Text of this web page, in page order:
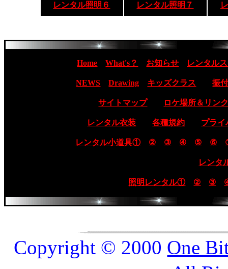
レンタル照明６ レンタル照明７
Home What's？ お知らせ レンタル
NEWS Drawing キッズクラス 振
サイトマップ ロケ場所＆リン
レンタル衣装 各種規約 プライ
レンタル小道具① ② ③ ④ ⑤ ⑥
レンタ
照明レンタル① ② ③
Copyright © 2000 One